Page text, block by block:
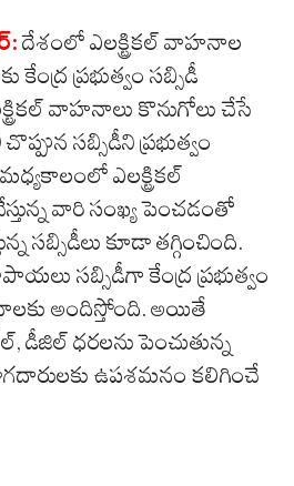
దేశంలో ఎలక్ట్రికల్ వాహనాల
ప్రభుత్వం సబ్సిడీ
వాహనాలు కొనుగోలు చేసే
సబ్సిడీని ప్రభుత్వం
ఎలక్ట్రికల్
వారి సంఖ్య పెంచడంతో
సబ్సిడీలు కూడా తగ్గించింది.
సబ్సిడీగా కేంద్ర ప్రభుత్వం
అందిస్తోంది. అయితే
డీజిల్ ధరలను పెంచుతున్న
ఉపశమనం కలిగించే